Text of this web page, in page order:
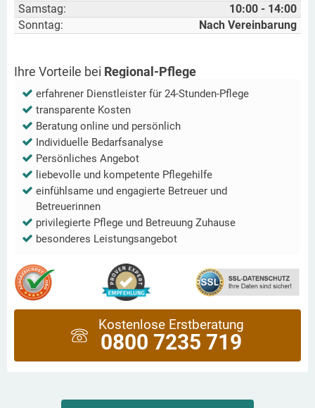
Samstag:
10:00 - 14:00
Sonntag:
Nach Vereinbarung
Ihre Vorteile bei Regional-Pflege
erfahrener Dienstleister für 24-Stunden-Pflege
transparente Kosten
Beratung online und persönlich
Individuelle Bedarfsanalyse
Persönliches Angebot
liebevolle und kompetente Pflegehilfe
einfühlsame und engagierte Betreuer und
Betreuerinnen
privilegierte Pflege und Betreuung Zuhause
besonderes Leistungsangebot
Kostenlose Erstberatung
0800 7235 719